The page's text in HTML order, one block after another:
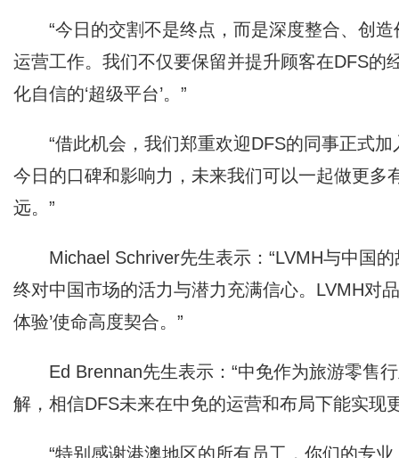
“今日的交割不是终点，而是深度整合、创
运营工作。我们不仅要保留并提升顾客在DFS
化自信的‘超级平台’。”
“借此机会，我们郑重欢迎DFS的同事正式
今日的口碑和影响力，未来我们可以一起做更
远。”
Michael Schriver先生表示：“LVMH与中国
终对中国市场的活力与潜力充满信心。LVMH对
体验’使命高度契合。”
Ed Brennan先生表示：“中免作为旅游零售
解，相信DFS未来在中免的运营和布局下能实现
“特别感谢港澳地区的所有员工，你们的专